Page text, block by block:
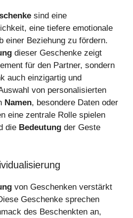
sind eine
eine tiefere emotionale
einer Beziehung zu fördern.
dieser Geschenke zeigt
für den Partner, sondern
auch einzigartig und
von personalisierten
Namen, besondere Daten oder
eine zentrale Rolle spielen
die Bedeutung der Geste
von Geschenken verstärkt
Geschenke sprechen
des Beschenkten an,